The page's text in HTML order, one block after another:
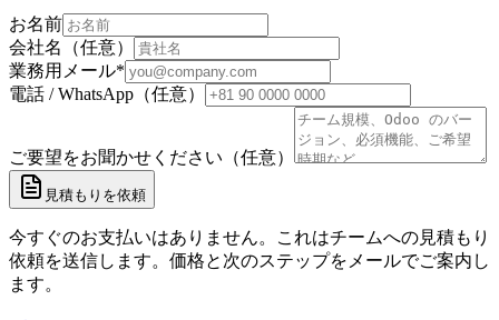
お名前
会社名（任意）
業務用メール*
電話 / WhatsApp（任意）
ご要望をお聞かせください（任意）
見積もりを依頼
今すぐのお支払いはありません。これはチームへの見積もり
依頼を送信します。価格と次のステップをメールでご案内し
ます。